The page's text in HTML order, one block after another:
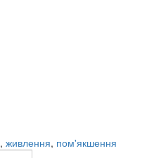
, живлення, пом'якшення